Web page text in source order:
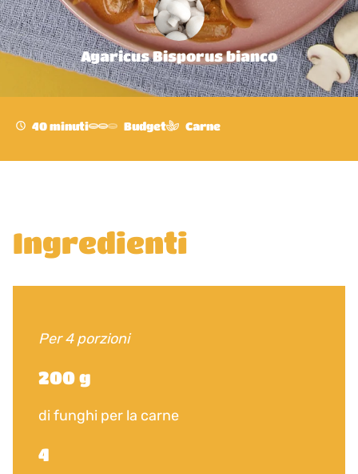
Agaricus Bisporus bianco
40 minuti Budget Carne
Ingredienti
Per 4 porzioni
200 g
di funghi per la carne
4